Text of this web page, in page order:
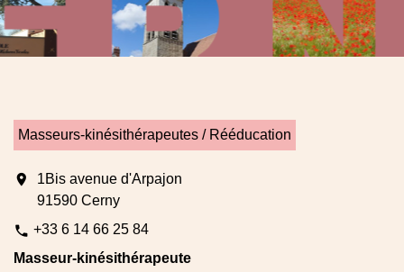
Masseurs-kinésithérapeutes / Rééducation
location_on
1Bis avenue d'Arpajon
91590 Cerny
phone +33 6 14 66 25 84
Masseur-kinésithérapeute